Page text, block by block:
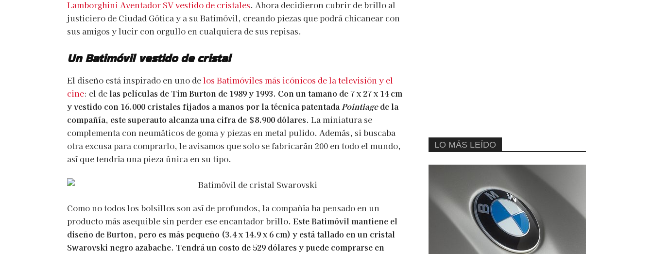
Lamborghini Aventador SV vestido de cristales. Ahora decidieron cubrir de brillo al
justiciero de Ciudad Gótica y a su Batimóvil, creando piezas que podrá chicanear con
sus amigos y lucir con orgullo en cualquiera de sus repisas.
Un Batimóvil vestido de cristal
El diseño está inspirado en uno delos Batimóviles más icónicos de la televisión y el
cine: el de las películas de Tim Burton de 1989 y 1993. Con un tamaño de 7 x 27 x 14 cm
y vestido con 16.000 cristales fijados a manos por la técnica patentadaPointiagede la
compañía, este superauto alcanza una cifra de $8.900 dólares. La miniatura se
complementa con neumáticos de goma y piezas en metal pulido. Además, si buscaba
otra excusa para comprarlo, le avisamos que solo se fabricarán 200 en todo el mundo,
así que tendría una pieza única en su tipo.
Como no todos los bolsillos son así de profundos, la compañía ha pensado en un
producto más asequible sin perder ese encantador brillo. Este Batimóvil mantiene el
diseño de Burton, pero es más pequeño (3.4 x 14.9 x 6 cm) y está tallado en un cristal
Swarovski negro azabache. Tendrá un costo de 529 dólares y puede comprarse en
LO MÁS LEÍDO